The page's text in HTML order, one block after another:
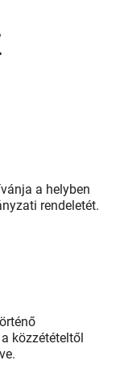
a helyben
rendeletét.
közzétételtől